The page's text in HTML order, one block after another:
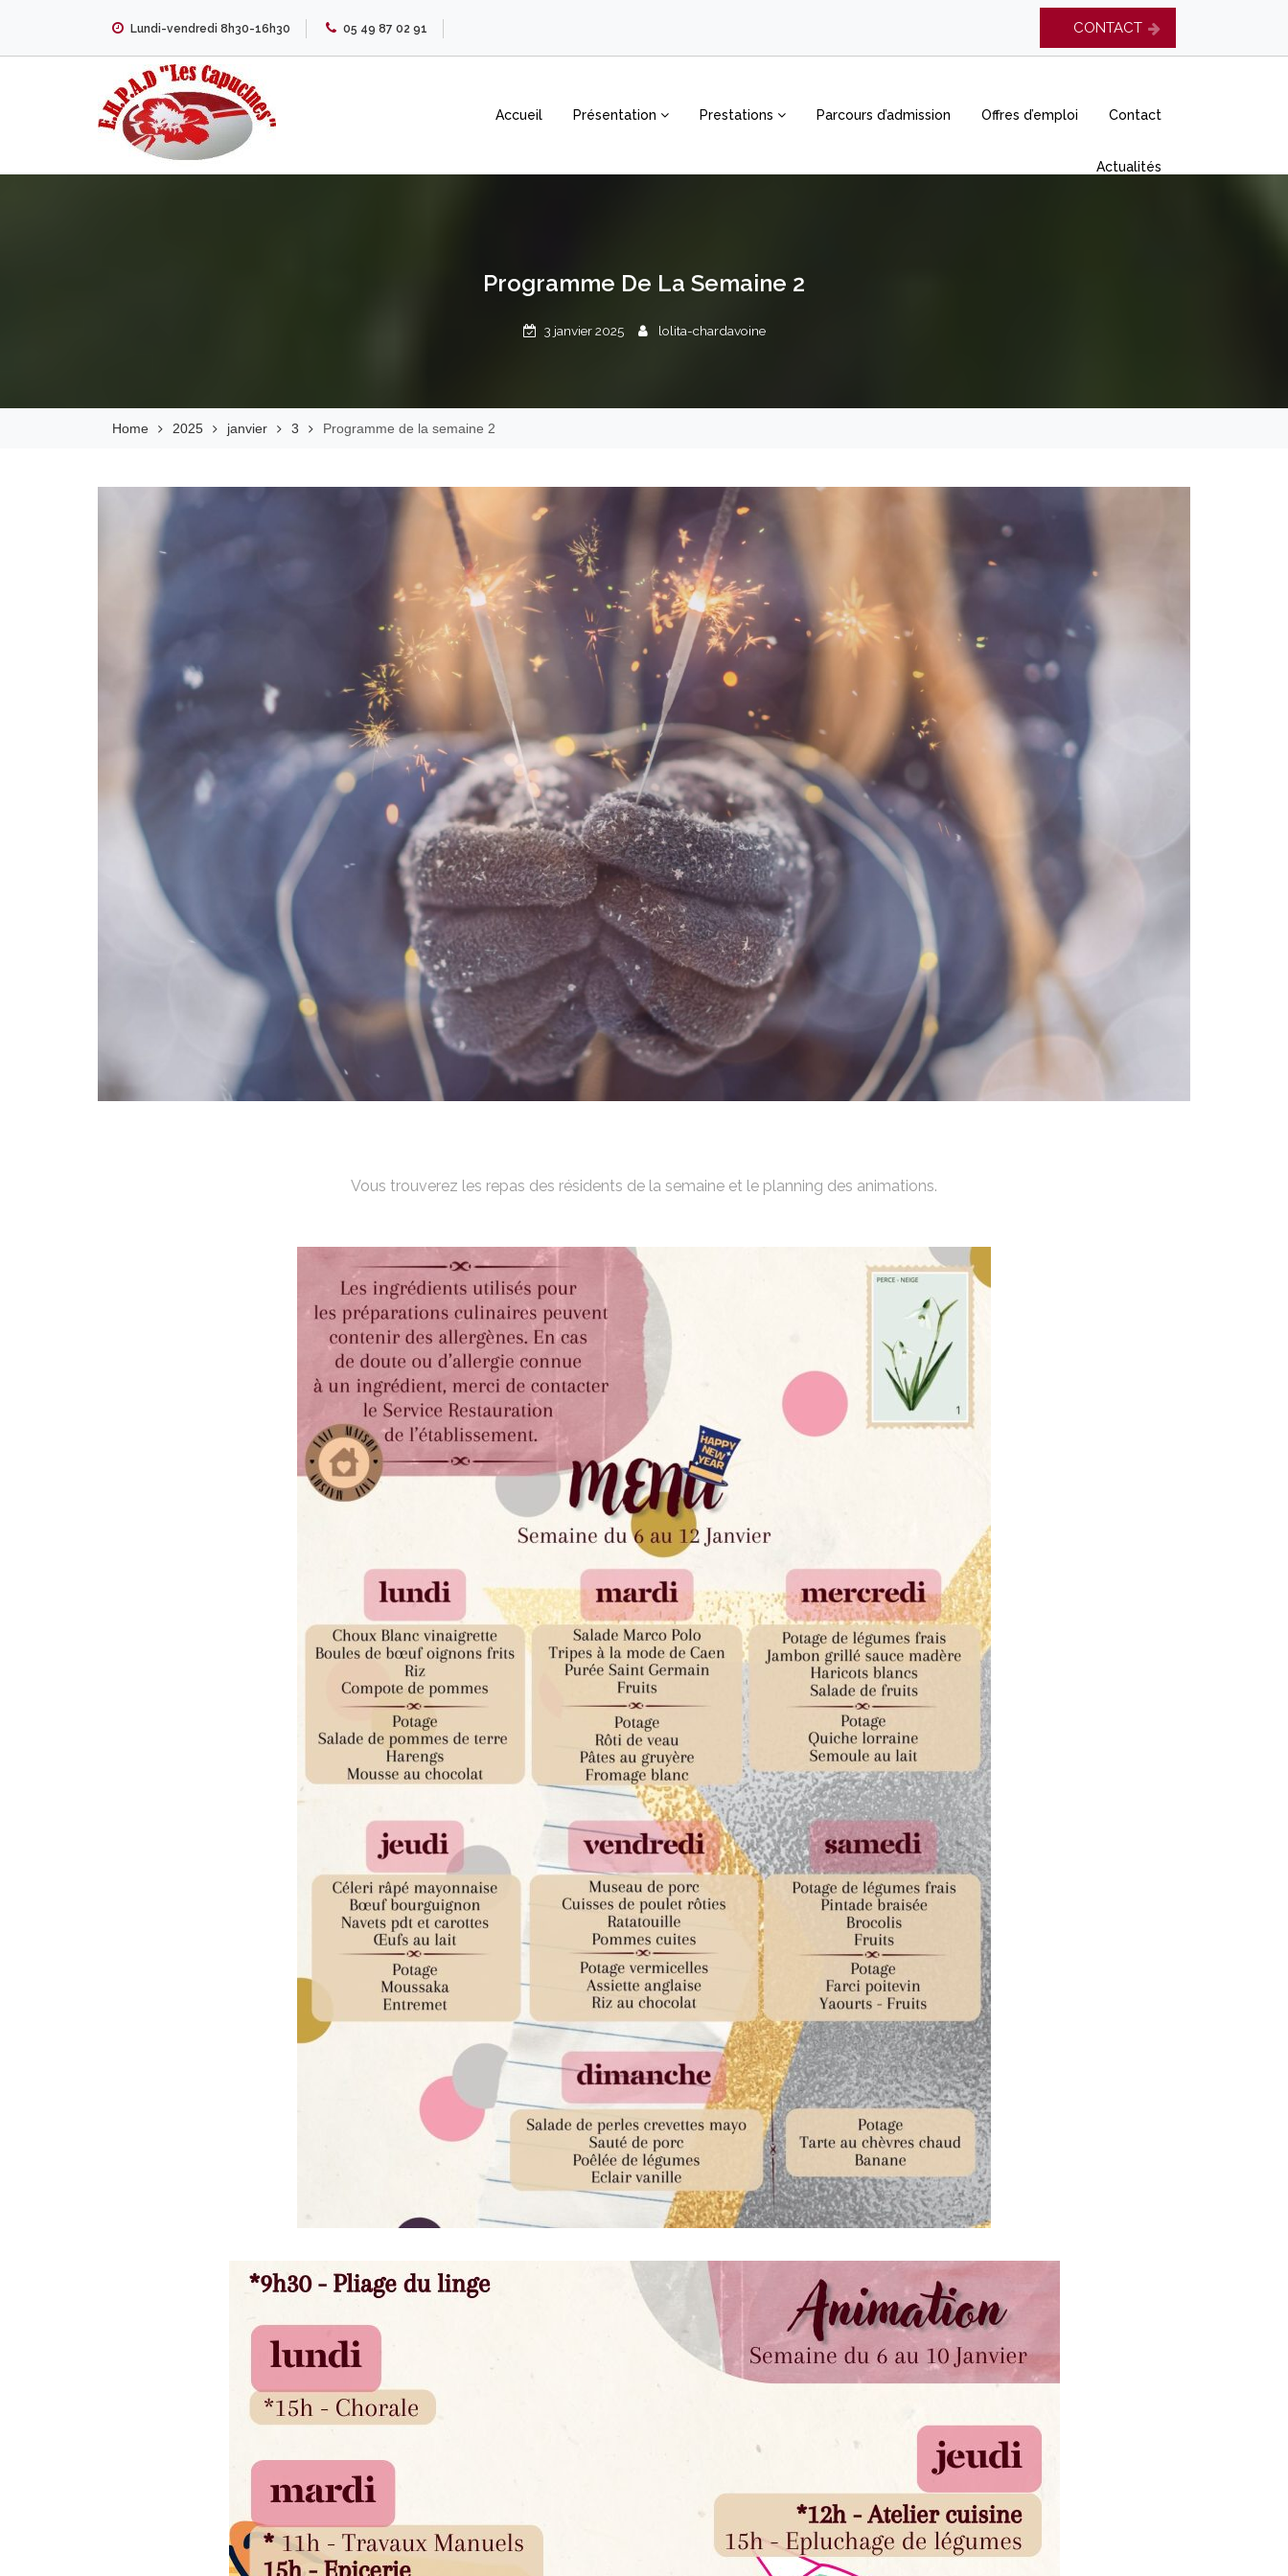
content
Lundi-vendredi 8h30-16h30 05 49 87 02 91 CONTACT
EHPAD Les
Accueil Présentation Prestations Parcours d’admission Offres d’emploi Contact
Actualités
Programme De La Semaine 2
3 janvier 2025 lolita-chardavoine
Home 2025 janvier 3 Programme de la semaine 2
Vous trouverez les repas des résidents de la semaine et le planning des animations.